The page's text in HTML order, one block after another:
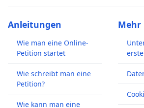
Anleitungen
Wie man eine Online-
Petition startet
Wie schreibt man eine
Petition?
Wie kann man eine
Mehr